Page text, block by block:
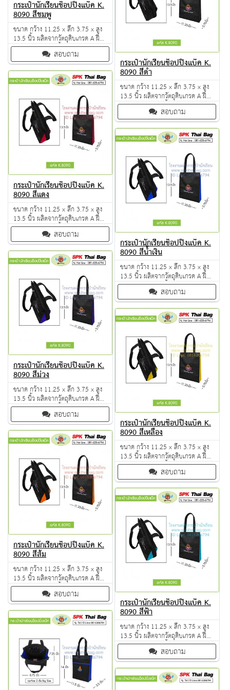
กระเป๋านักเรียนช็อปปิ้งแบ็ค K.
8090 สีชมพู
ขนาด กว้าง 11.25 x ลึก 3.75 x สูง
13.5 นิ้ว ผลิตจากวัตถุดิบเกรด A ฝีมือ
การเย็บดี ดูแลทุกขั้นตอน QC งาน
100% จำนวนผลิตขั้นต่ำ 50 ใบ
สอบถาม
กระเป๋านักเรียนช็อปปิ้งแบ็ค K.
8090 สีดำ
ขนาด กว้าง 11.25 x ลึก 3.75 x สูง
13.5 นิ้ว ผลิตจากวัตถุดิบเกรด A ฝีมือ
การเย็บดี ดูแลทุกขั้นตอน QC งาน
100% จำนวนผลิตขั้นต่ำ 50 ใบ
สอบถาม
กระเป๋านักเรียนช็อปปิ้งแบ็ค K.
8090 สีแดง
ขนาด กว้าง 11.25 x ลึก 3.75 x สูง
13.5 นิ้ว ผลิตจากวัตถุดิบเกรด A ฝีมือ
การเย็บดี ดูแลทุกขั้นตอน QC งาน
100% จำนวนผลิตขั้นต่ำ 50 ใบ
สอบถาม
กระเป๋านักเรียนช็อปปิ้งแบ็ค K.
8090 สีน้ำเงิน
ขนาด กว้าง 11.25 x ลึก 3.75 x สูง
13.5 นิ้ว ผลิตจากวัตถุดิบเกรด A ฝีมือ
การเย็บดี ดูแลทุกขั้นตอน QC งาน
100% จำนวนผลิตขั้นต่ำ 50 ใบ
สอบถาม
กระเป๋านักเรียนช็อปปิ้งแบ็ค K.
8090 สีม่วง
ขนาด กว้าง 11.25 x ลึก 3.75 x สูง
13.5 นิ้ว ผลิตจากวัตถุดิบเกรด A ฝีมือ
การเย็บดี ดูแลทุกขั้นตอน QC งาน
100% จำนวนผลิตขั้นต่ำ 50 ใบ
สอบถาม
กระเป๋านักเรียนช็อปปิ้งแบ็ค K.
8090 สีเหลือง
ขนาด กว้าง 11.25 x ลึก 3.75 x สูง
13.5 นิ้ว ผลิตจากวัตถุดิบเกรด A ฝีมือ
การเย็บดี ดูแลทุกขั้นตอน QC งาน
100% จำนวนผลิตขั้นต่ำ 50 ใบ
สอบถาม
กระเป๋านักเรียนช็อปปิ้งแบ็ค K.
8090 สีส้ม
ขนาด กว้าง 11.25 x ลึก 3.75 x สูง
13.5 นิ้ว ผลิตจากวัตถุดิบเกรด A ฝีมือ
การเย็บดี ดูแลทุกขั้นตอน QC งาน
100% จำนวนผลิตขั้นต่ำ 50 ใบ
สอบถาม
กระเป๋านักเรียนช็อปปิ้งแบ็ค K.
8090 สีฟ้า
ขนาด กว้าง 11.25 x ลึก 3.75 x สูง
13.5 นิ้ว ผลิตจากวัตถุดิบเกรด A ฝีมือ
การเย็บดี ดูแลทุกขั้นตอน QC งาน
100% จำนวนผลิตขั้นต่ำ 50 ใบ
สอบถาม